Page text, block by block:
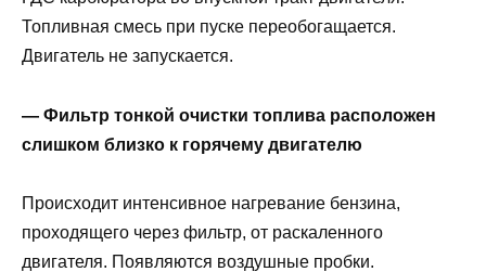
Топливная смесь при пуске переобогащается.
Двигатель не запускается.
— Фильтр тонкой очистки топлива расположен
слишком близко к горячему двигателю
Происходит интенсивное нагревание бензина,
проходящего через фильтр, от раскаленного
двигателя. Появляются воздушные пробки.